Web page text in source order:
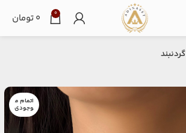
0 ۰تومان
گردنبند
اتمام م
وجودی